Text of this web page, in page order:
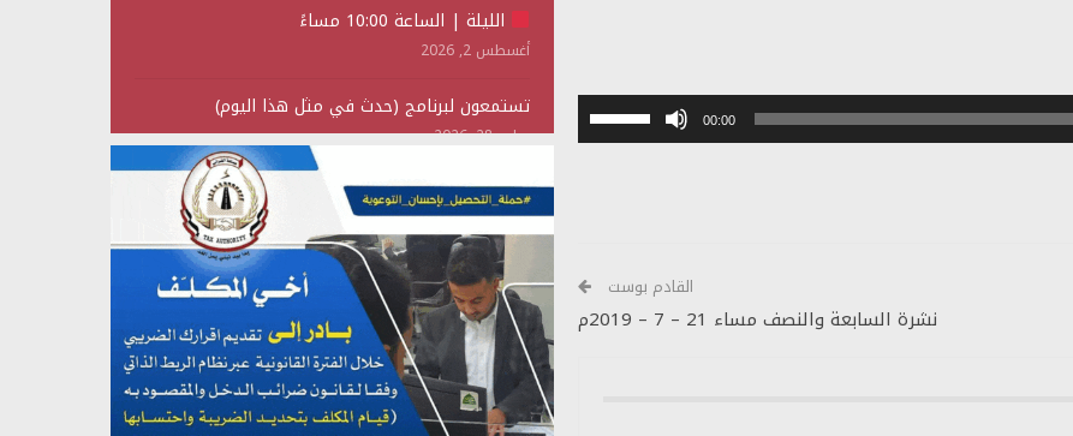
00:00
مفاتيح
أعلى/
أسفل
أو
خفض
مستوى
الصوت.
القادم بوست
نشرة السابعة والنصف مساء 21 – 7 – 2019م
الليلة | الساعة 10:00 مساءً
أغسطس 2, 2026
تستمعون لبرنامج (حدث في مثل هذا اليوم)
يوليو 28, 2026
(نحن لا نهزم) بث مباشر
يوليو 28, 2026
تستمعون لبرنامج (هندسة الوهم)
يوليو 28, 2026
مؤتمر صحفي لمركز عين الإنسانية حول جرائم تحالف
العدوان على اليمن
يوليو 27, 2026